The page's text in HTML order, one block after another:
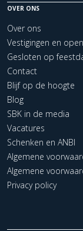
OVER ONS
Over ons
Vestigingen en
Gesloten op
Contact
Blijf op de hoogte
Blog
SBK in de media
Vacatures
Schenken en ANBI
Algemene
Algemene
Privacy policy